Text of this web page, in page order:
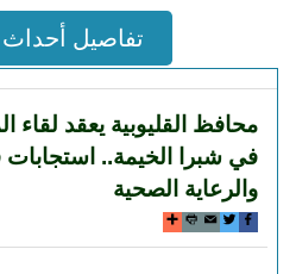
تفاصيل أحداث
محافظ القليوبية يعقد لقاء
في شبرا الخيمة.. استجابات
والرعاية الصحية